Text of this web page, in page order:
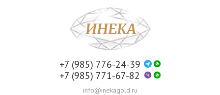
+7 (985) 776-24-39
+7 (985) 771-67-82
info@inekagold.ru